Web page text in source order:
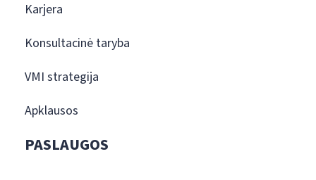
Karjera
Konsultacinė taryba
VMI strategija
Apklausos
PASLAUGOS